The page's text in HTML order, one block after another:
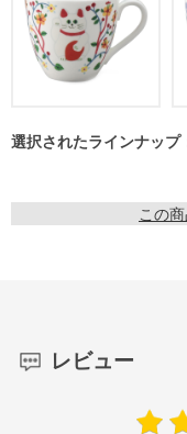
選択されたラインナップ
この
レビュー